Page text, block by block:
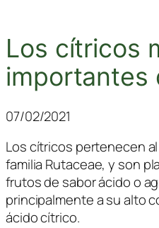
Los cítricos
importantes
07/02/2021
Los cítricos pertenecen
familia Rutaceae, y son
frutos de sabor ácido o
principalmente a su alto
ácido cítrico.